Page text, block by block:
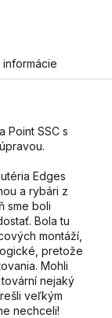
informácie
Point SSC s
Edges
a rybári z
sme boli
Bola tu
montáží,
pretože
Mohli
nejaký
veľkým
nechceli!